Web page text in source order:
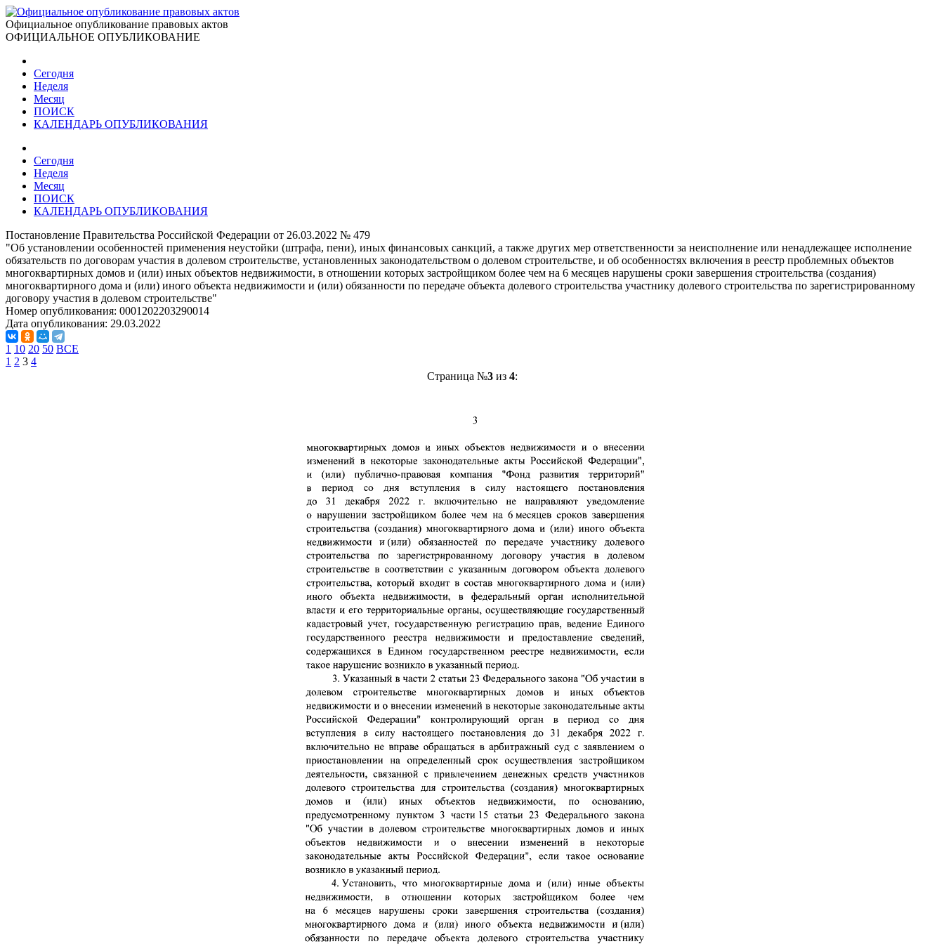
Официальное опубликование правовых актов
ОФИЦИАЛЬНОЕ ОПУБЛИКОВАНИЕ
Сегодня
Неделя
Месяц
ПОИСК
КАЛЕНДАРЬ ОПУБЛИКОВАНИЯ
Сегодня
Неделя
Месяц
ПОИСК
КАЛЕНДАРЬ ОПУБЛИКОВАНИЯ
Постановление Правительства Российской Федерации от 26.03.2022 № 479
"Об установлении особенностей применения неустойки (штрафа, пени), иных финансовых санкций, а также других мер ответственности за неисполнение или ненадлежащее исполнение
обязательств по договорам участия в долевом строительстве, установленных законодательством о долевом строительстве, и об особенностях включения в реестр проблемных объектов
многоквартирных домов и (или) иных объектов недвижимости, в отношении которых застройщиком более чем на 6 месяцев нарушены сроки завершения строительства (создания)
многоквартирного дома и (или) иного объекта недвижимости и (или) обязанности по передаче объекта долевого строительства участнику долевого строительства по зарегистрированному
договору участия в долевом строительстве"
Номер опубликования: 0001202203290014
Дата опубликования: 29.03.2022
1 10 20 50 ВСЕ
1 2 3 4
Страница №3из 4: